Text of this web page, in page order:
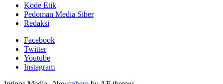
Kode Etik
Pedoman Media Siber
Redaksi
Facebook
Twitter
Youtube
Instagram